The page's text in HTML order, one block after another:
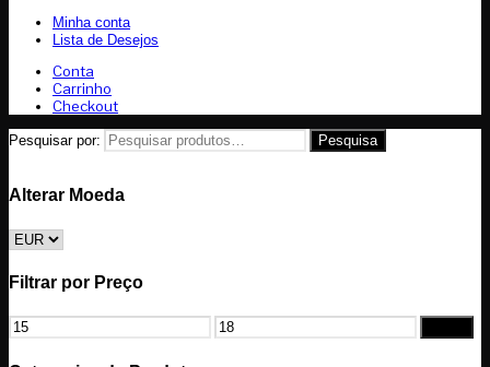
Minha conta
Lista de Desejos
Conta
Carrinho
Checkout
Pesquisar por: Pesquisa
Alterar Moeda
Filtrar por Preço